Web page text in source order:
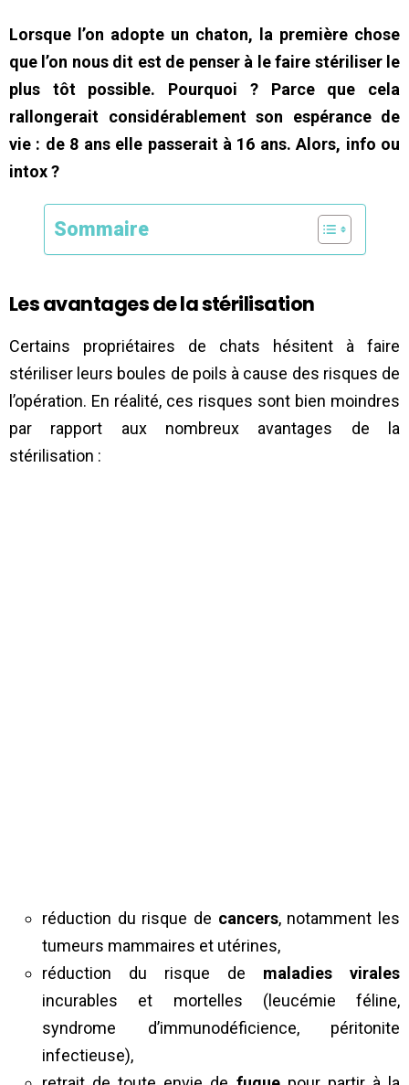
Lorsque l’on adopte un chaton, la première chose
que l’on nous dit est de penser à le faire stériliser le
plus tôt possible. Pourquoi ? Parce que cela
rallongerait considérablement son espérance de
vie : de 8 ans elle passerait à 16 ans. Alors, info ou
intox ?
Sommaire
Les avantages de la stérilisation
Certains propriétaires de chats hésitent à faire
stériliser leurs boules de poils à cause des risques de
l’opération. En réalité, ces risques sont bien moindres
par rapport aux nombreux avantages de la
stérilisation :
réduction du risque de cancers, notamment les
tumeurs mammaires et utérines,
réduction du risque de maladies virales
incurables et mortelles (leucémie féline,
syndrome d’immunodéficience, péritonite
infectieuse),